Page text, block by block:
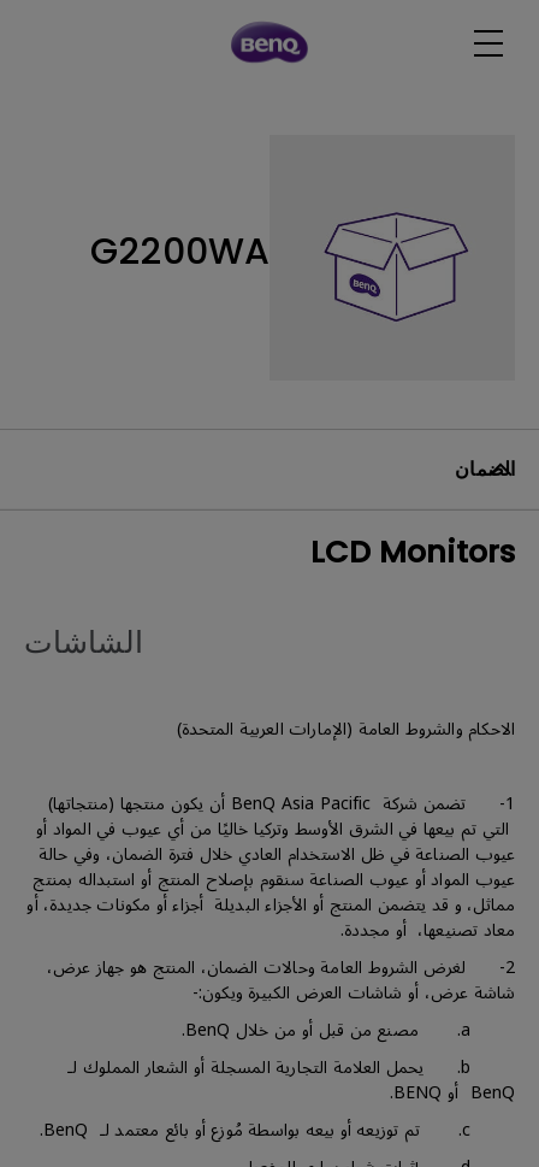
G2200WA
الضمان
LCD Monitors
الشاشات
الاحكام والشروط العامة (الإمارات العربية المتحدة)
1- تضمن شركة BenQ Asia Pacific أن يكون منتجها (منتجاتها)
التي تم بيعها في الشرق الأوسط وتركيا خاليًا من أي عيوب في المواد أو
عيوب الصناعة في ظل الاستخدام العادي خلال فترة الضمان، وفي حالة
عيوب المواد أو عيوب الصناعة سنقوم بإصلاح المنتج أو استبداله بمنتج
مماثل، و قد يتضمن المنتج أو الأجزاء البديلة أجزاء أو مكونات جديدة، أو
معاد تصنيعها، أو مجددة.
2- لغرض الشروط العامة وحالات الضمان، المنتج هو جهاز عرض،
شاشة عرض، أو شاشات العرض الكبيرة ويكون:-
b. يحمل العلامة التجارية المسجلة أو الشعار المملوك لـ
BenQ أو BENQ.